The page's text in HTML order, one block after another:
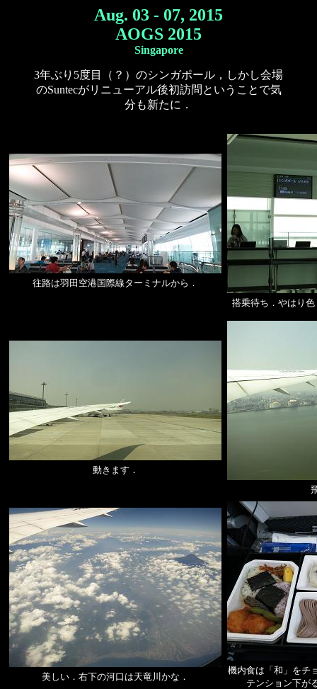
Aug. 03 - 07, 2015
AOGS 2015
Singapore
3年ぶり5度目（？）のシンガポール，しかし会場
のSuntecがリニューアル後初訪問ということで気
分も新たに．
往路は羽田空港国際線ターミナルから．
搭乗待ち．やはり
動きます．
美しい．右下の河口は天竜川かな．
機内食は「和」をチ
テンション下が